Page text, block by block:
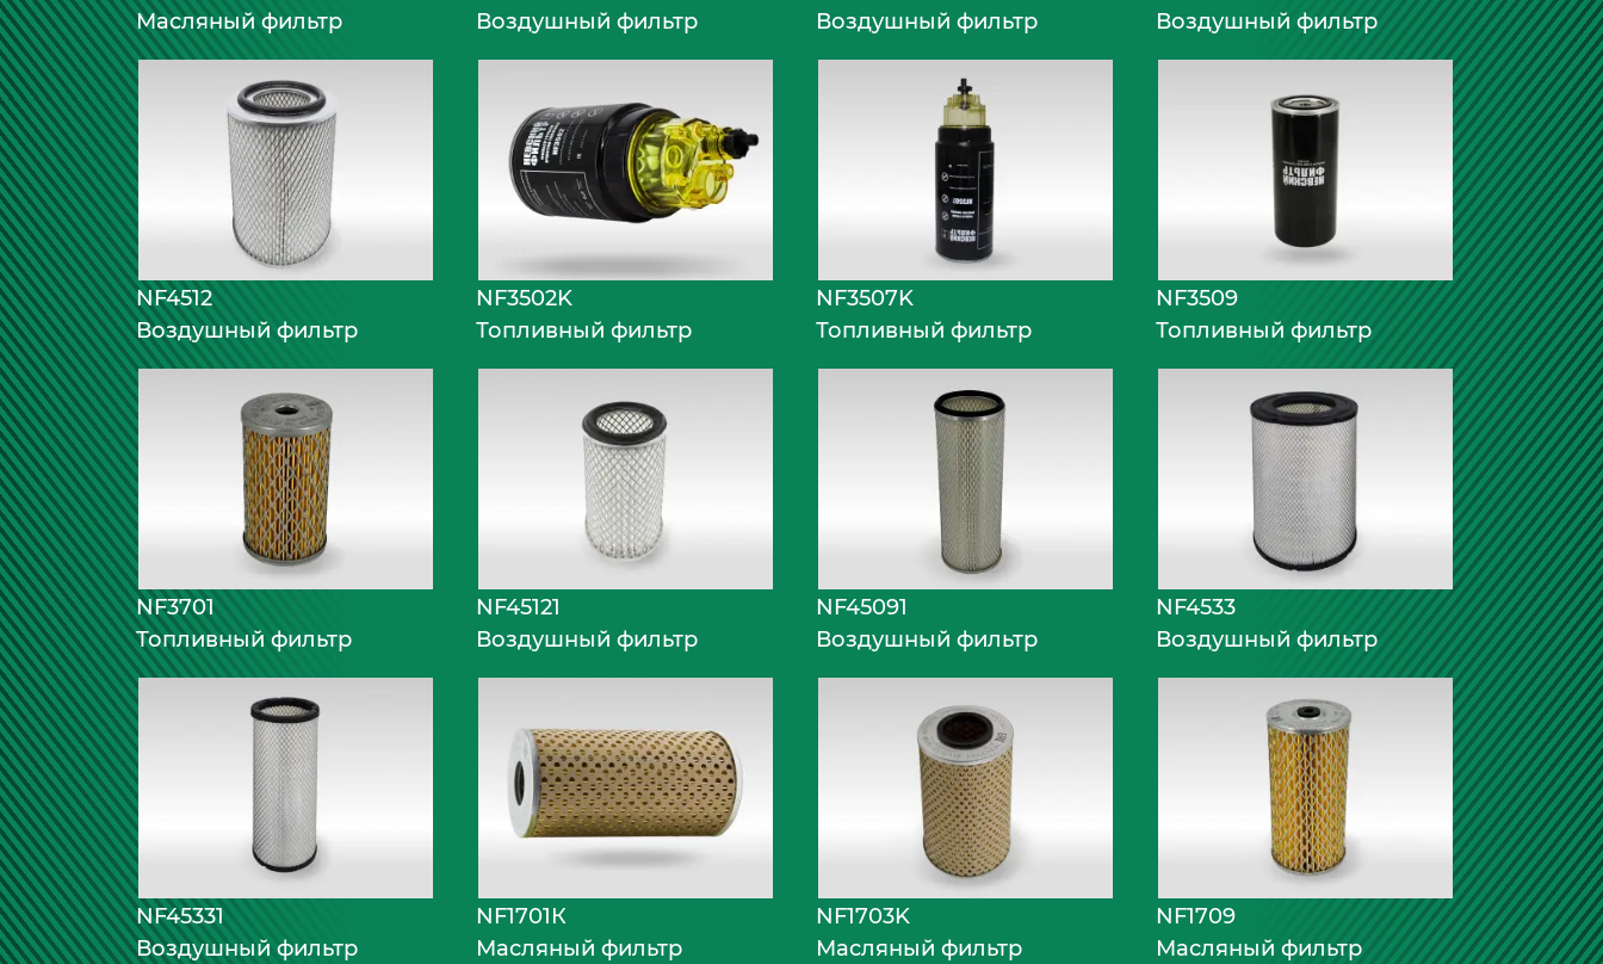
Масляный фильтр
Воздушный фильтр
Воздушный фильтр
Воздушный фильтр
NF4512
Воздушный фильтр
NF3502K
Топливный фильтр
NF3507K
Топливный фильтр
NF3509
Топливный фильтр
NF3701
Топливный фильтр
NF45121
Воздушный фильтр
NF45091
Воздушный фильтр
NF4533
Воздушный фильтр
NF45331
Воздушный фильтр
NF1701К
Масляный фильтр
NF1703K
Масляный фильтр
NF1709
Масляный фильтр